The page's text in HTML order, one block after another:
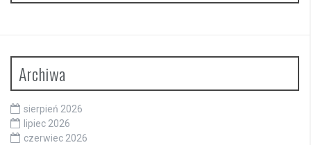
Archiwa
sierpień 2026
lipiec 2026
czerwiec 2026